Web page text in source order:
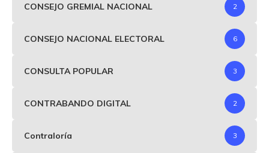
CONSEJO GREMIAL NACIONAL 2
CONSEJO NACIONAL ELECTORAL 6
CONSULTA POPULAR 3
CONTRABANDO DIGITAL 2
Contraloría 3